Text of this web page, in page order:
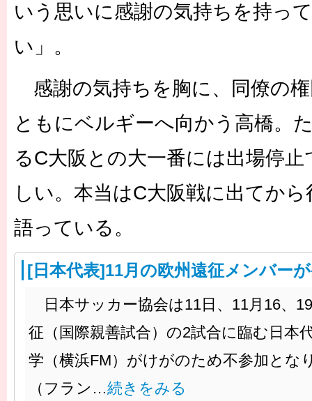
いう思いに感謝の気持ちを持っ
い」。
感謝の気持ちを胸に、同僚の
ともにベルギーへ向かう高橋。
るC大阪との大一番には出場停
しい。本当はC大阪戦に出てか
語っている。
[日本代表]11月の欧州遠征メンバー
日本サッカー協会は11日、11月16、
征（国際親善試合）の2試合に臨む日本
学（横浜FM）がけがのため不参加とな
（フラン…続きをみる